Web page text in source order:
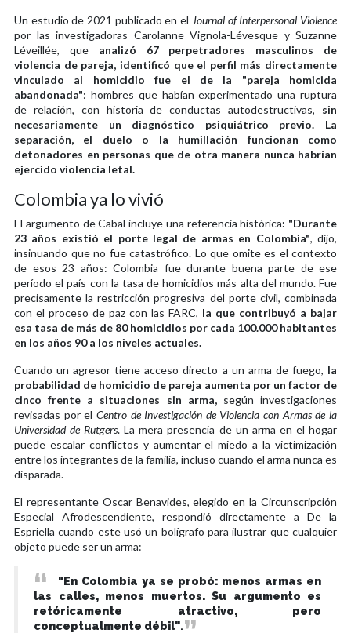
Un estudio de 2021 publicado en el Journal of Interpersonal Violence
por las investigadoras Carolanne Vignola-Lévesque y Suzanne
Léveillée, que analizó 67 perpetradores masculinos de
violencia de pareja, identificó que el perfil más directamente
vinculado al homicidio fue el de la "pareja homicida
abandonada": hombres que habían experimentado una ruptura
de relación, con historia de conductas autodestructivas, sin
necesariamente un diagnóstico psiquiátrico previo. La
separación, el duelo o la humillación funcionan como
detonadores en personas que de otra manera nunca habrían
ejercido violencia letal.
Colombia ya lo vivió
El argumento de Cabal incluye una referencia histórica: "Durante
23 años existió el porte legal de armas en Colombia", dijo,
insinuando que no fue catastrófico. Lo que omite es el contexto
de esos 23 años: Colombia fue durante buena parte de ese
período el país con la tasa de homicidios más alta del mundo. Fue
precisamente la restricción progresiva del porte civil, combinada
con el proceso de paz con las FARC, la que contribuyó a bajar
esa tasa de más de 80 homicidios por cada 100.000 habitantes
en los años 90 a los niveles actuales.
Cuando un agresor tiene acceso directo a un arma de fuego, la
probabilidad de homicidio de pareja aumenta por un factor de
cinco frente a situaciones sin arma,según investigaciones
revisadas por el Centro de Investigación de Violencia con Armas de la
Universidad de Rutgers. La mera presencia de un arma en el hogar
puede escalar conflictos y aumentar el miedo a la victimización
entre los integrantes de la familia, incluso cuando el arma nunca es
disparada.
El representante Oscar Benavides, elegido en la Circunscripción
Especial Afrodescendiente, respondió directamente a De la
Espriella cuando este usó un bolígrafo para ilustrar que cualquier
objeto puede ser un arma:
"En Colombia ya se probó: menos armas en
las calles, menos muertos. Su argumento es
retóricamente atractivo, pero
conceptualmente débil".